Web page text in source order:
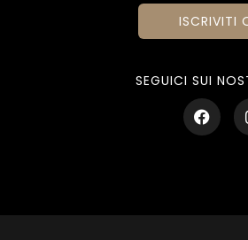
ISCRIVITI
SEGUICI SUI